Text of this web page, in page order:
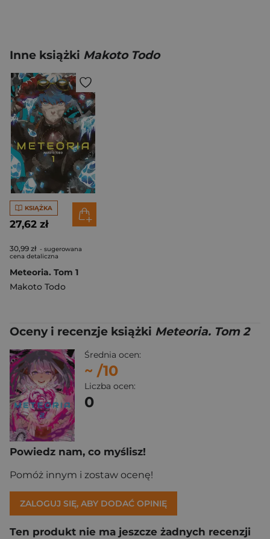
Inne książki Makoto Todo
KSIĄŻKA
27,62 zł
30,99 zł - sugerowana
cena detaliczna
Meteoria. Tom 1
Makoto Todo
Oceny i recenzje książki Meteoria. Tom 2
Średnia ocen:
~ /10
Liczba ocen:
0
Powiedz nam, co myślisz!
Pomóż innym i zostaw ocenę!
ZALOGUJ SIĘ, ABY DODAĆ OPINIĘ
Ten produkt nie ma jeszcze żadnych recenzji